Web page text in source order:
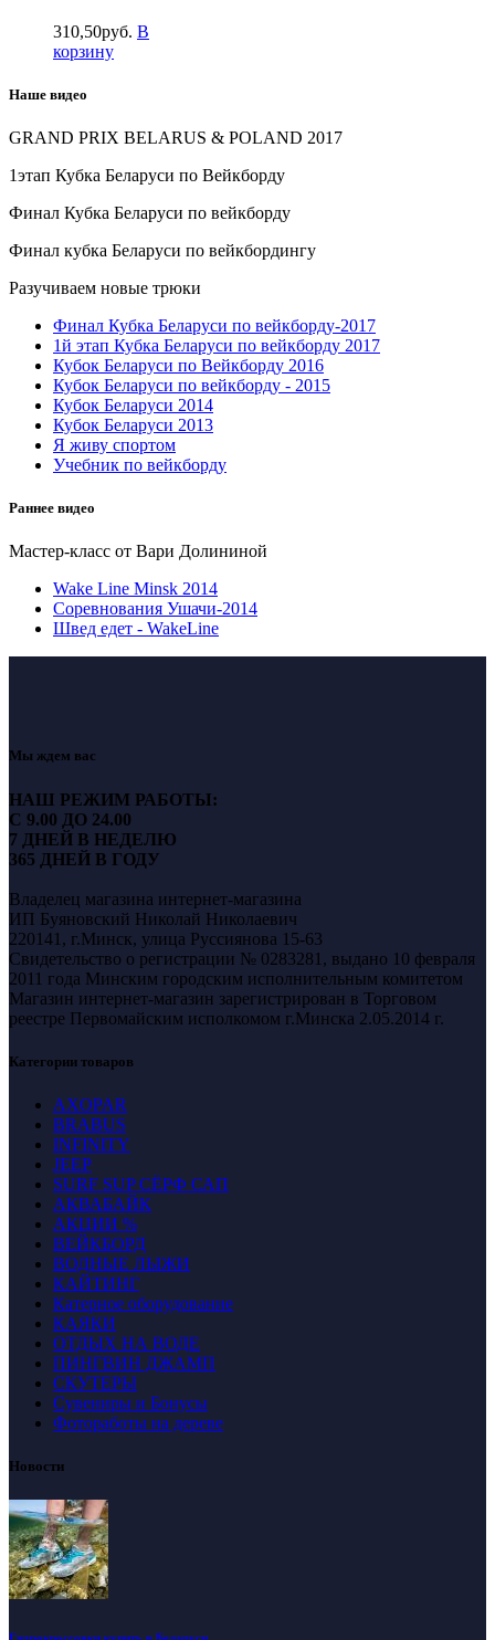
310,50руб. В
корзину
Наше видео
GRAND PRIX BELARUS & POLAND 2017
1этап Кубка Беларуси по Вейкборду
Финал Кубка Беларуси по вейкборду
Финал кубка Беларуси по вейкбордингу
Разучиваем новые трюки
Финал Кубка Беларуси по вейкборду-2017
1й этап Кубка Беларуси по вейкборду 2017
Кубок Беларуси по Вейкборду 2016
Кубок Беларуси по вейкборду - 2015
Кубок Беларуси 2014
Кубок Беларуси 2013
Я живу спортом
Учебник по вейкборду
Раннее видео
Мастер-класс от Вари Долининой
Wake Line Minsk 2014
Соревнования Ушачи-2014
Швед едет - WakeLine
Мы ждем вас
НАШ РЕЖИМ РАБОТЫ:
С 9.00 ДО 24.00
7 ДНЕЙ В НЕДЕЛЮ
365 ДНЕЙ В ГОДУ
Владелец магазина интернет-магазина
ИП Буяновский Николай Николаевич
220141, г.Минск, улица Руссиянова 15-63
Свидетельство о регистрации № 0283281, выдано 10 февраля
2011 года Минским городским исполнительным комитетом
Магазин интернет-магазин зарегистрирован в Торговом
реестре Первомайским исполкомом г.Минска 2.05.2014 г.
Категории товаров
AXOPAR
BRABUS
INFINITY
JEEP
SURF SUP СЁРФ САП
АКВАБАЙК
АКЦИИ %
ВЕЙКБОРД
ВОДНЫЕ ЛЫЖИ
КАЙТИНГ
Катерное оборудование
КАЯКИ
ОТДЫХ НА ВОДЕ
ПИНГВИН ДЖАМП
СКУТЕРЫ
Сувениры и Бонусы
Фотоработы на дереве
Новости